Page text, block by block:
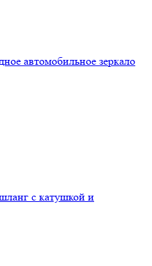
автомобильное зеркало
с катушкой и